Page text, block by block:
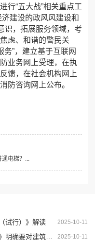
行“五大战”相关重点工
建设的政风风建设和
识，拓展服务领域，考
虑、和谐的警民关
务”，建立基于互联网
业务网上受理，在执
馈，在社会机构网上
防咨询网上公布。
通电梯？...
2025-10-11
试行）》解读
2025-10-11
至少进行一次全面检测